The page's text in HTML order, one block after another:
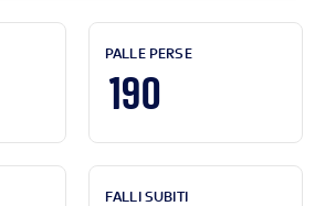
PALLE PERSE
190
FALLI SUBITI